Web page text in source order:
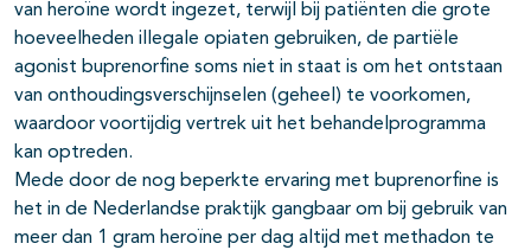
van heroïne wordt ingezet, terwijl bij patiënten die grote
hoeveelheden illegale opiaten gebruiken, de partiële
agonist buprenorfine soms niet in staat is om het ontstaan
van onthoudingsverschijnselen (geheel) te voorkomen,
waardoor voortijdig vertrek uit het behandelprogramma
kan optreden.
Mede door de nog beperkte ervaring met buprenorfine is
het in de Neder­landse praktijk gangbaar om bij gebruik van
meer dan 1 gram heroïne per dag altijd met methadon te